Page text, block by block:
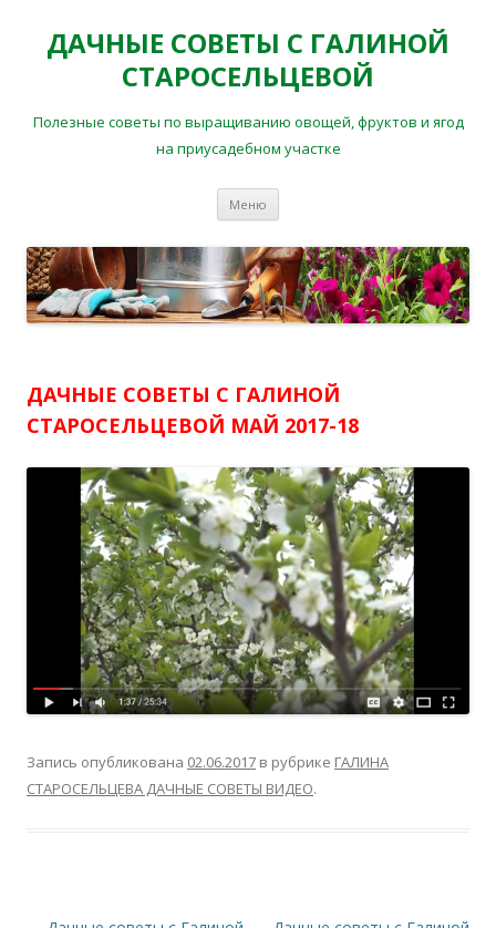
ДАЧНЫЕ СОВЕТЫ С ГАЛИНОЙ
СТАРОСЕЛЬЦЕВОЙ
Полезные советы по выращиванию овощей, фруктов и ягод
на приусадебном участке
Меню
ДАЧНЫЕ СОВЕТЫ С ГАЛИНОЙ
СТАРОСЕЛЬЦЕВОЙ МАЙ 2017-18
Запись опубликована 02.06.2017 в рубрике ГАЛИНА
СТАРОСЕЛЬЦЕВА ДАЧНЫЕ СОВЕТЫ ВИДЕО.